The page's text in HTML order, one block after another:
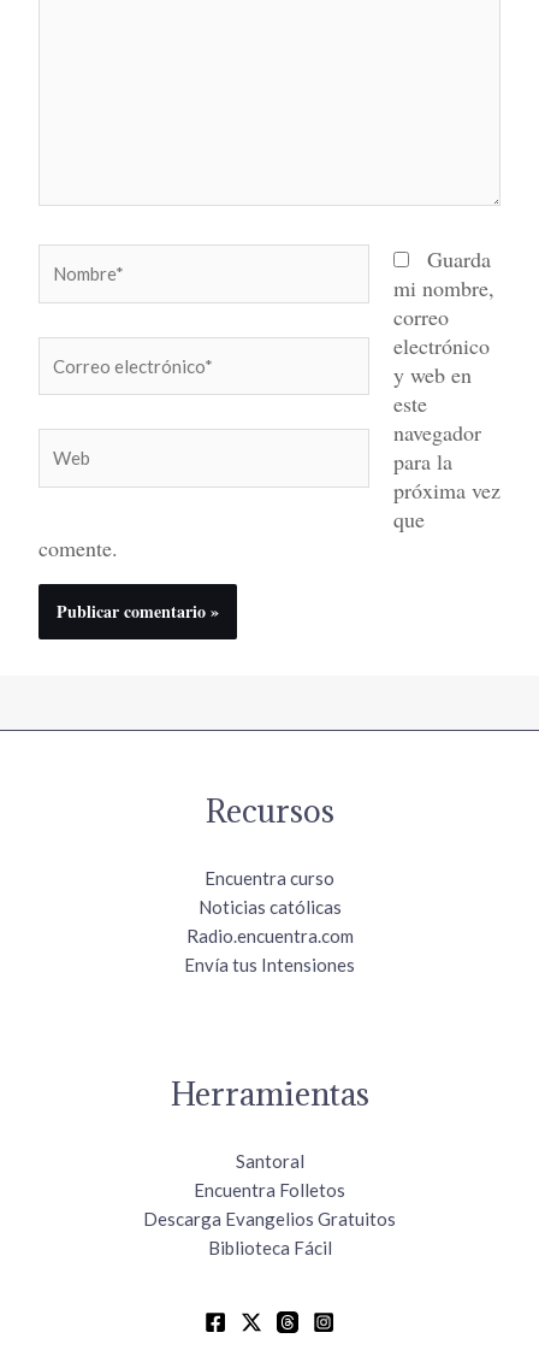
electrónico*
Guarda
mi nombre,
correo
electrónico
y web en
este
navegador
para la
próxima vez
que
comente.
Recursos
Encuentra curso
Noticias católicas
Radio.encuentra.com
Envía tus Intensiones
Herramientas
Santoral
Encuentra Folletos
Descarga Evangelios Gratuitos
Biblioteca Fácil